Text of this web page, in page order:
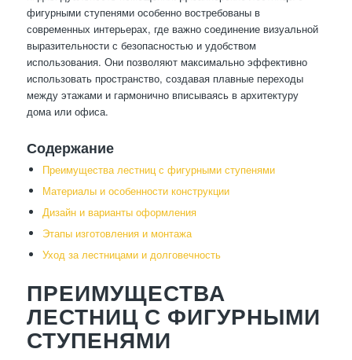
фигурными ступенями особенно востребованы в
современных интерьерах, где важно соединение визуальной
выразительности с безопасностью и удобством
использования. Они позволяют максимально эффективно
использовать пространство, создавая плавные переходы
между этажами и гармонично вписываясь в архитектуру
дома или офиса.
Содержание
Преимущества лестниц с фигурными ступенями
Материалы и особенности конструкции
Дизайн и варианты оформления
Этапы изготовления и монтажа
Уход за лестницами и долговечность
ПРЕИМУЩЕСТВА
ЛЕСТНИЦ С ФИГУРНЫМИ
СТУПЕНЯМИ